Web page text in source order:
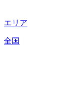
エリア
全国